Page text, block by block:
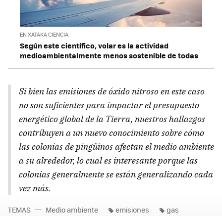
EN XATAKA CIENCIA
Según este científico, volar es la actividad
medioambientalmente menos sostenible de todas
Si bien las emisiones de óxido nitroso en este caso
no son suficientes para impactar el presupuesto
energético global de la Tierra, nuestros hallazgos
contribuyen a un nuevo conocimiento sobre cómo
las colonias de pingüinos afectan el medio ambiente
a su alrededor, lo cual es interesante porque las
colonias generalmente se están generalizando cada
vez más.
TEMAS Medio ambiente emisiones gas